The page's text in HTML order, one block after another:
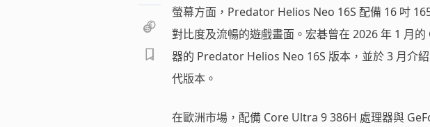
螢幕方面，Predator Helios Neo 16S 配備 16 吋
對比度及流暢的遊戲畫面。宏碁曾在 2026 年 1 月
器的 Predator Helios Neo 16S 版本，並於 3 月介
代版本。
在歐洲市場，配備 Core Ultra 9 386H 處理器與